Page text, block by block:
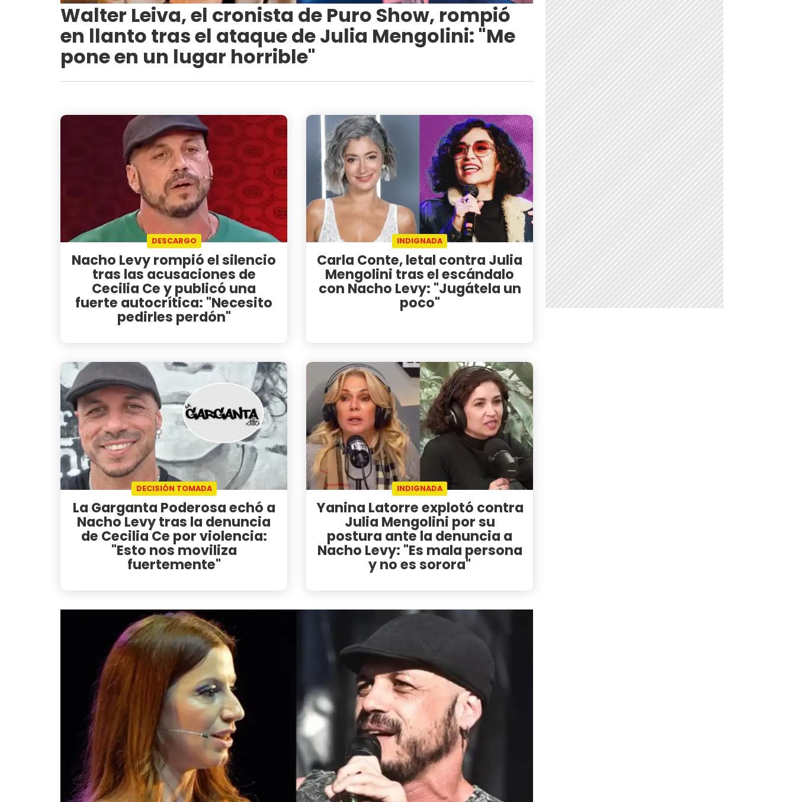
Walter Leiva, el cronista de Puro Show, rompió
en llanto tras el ataque de Julia Mengolini: "Me
pone en un lugar horrible"
DESCARGO
Nacho Levy rompió el silencio
tras las acusaciones de
Cecilia Ce y publicó una
fuerte autocrítica: "Necesito
pedirles perdón"
INDIGNADA
Carla Conte, letal contra Julia
Mengolini tras el escándalo
con Nacho Levy: "Jugátela un
poco"
DECISIÓN TOMADA
La Garganta Poderosa echó a
Nacho Levy tras la denuncia
de Cecilia Ce por violencia:
"Esto nos moviliza
fuertemente"
INDIGNADA
Yanina Latorre explotó contra
Julia Mengolini por su
postura ante la denuncia a
Nacho Levy: "Es mala persona
y no es sorora"